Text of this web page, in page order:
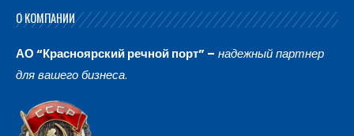
О КОМПАНИИ
АО “Красноярский речной порт” – надежный партнер
для вашего бизнеса.